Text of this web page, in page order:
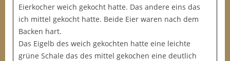
Eierkocher weich gekocht hatte. Das andere eins das
ich mittel gekocht hatte. Beide Eier waren nach dem
Backen hart.
Das Eigelb des weich gekochten hatte eine leichte
grüne Schale das des mittel gekochen eine deutlich